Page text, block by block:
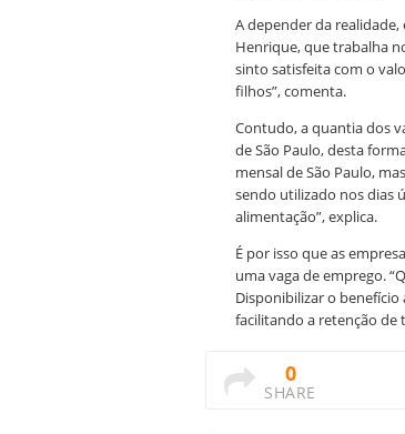
A depender da
Henrique, que trabalha
sinto satisfeita com o
filhos”, comenta.
Contudo, a quantia dos
de São Paulo, desta
mensal de São Paulo,
sendo utilizado nos dias
alimentação”, explica.
É por isso que as
uma vaga de emprego.
Disponibilizar o
facilitando a retenção de
0
SHARE